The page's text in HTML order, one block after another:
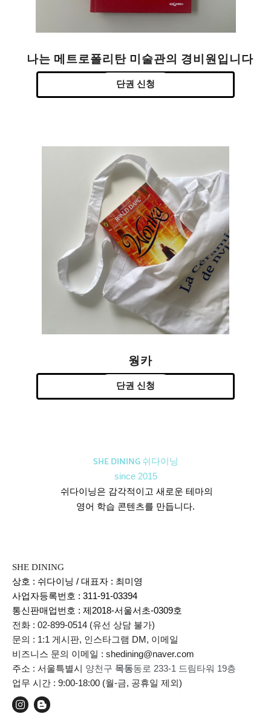
나는 메트로폴리탄 미술관의 경비원입니다
단권 신청
웡카
단권 신청
SHE DINING 쉬다이닝
since 2015
쉬다이닝은 감각적이고 새로운 테마의
영어 학습 콘텐츠를 만듭니다.
SHE DINING
상호 : 쉬다이닝 / 대표자 : 최미영
사업자등록번호 : 311-91-03394
통신판매업번호 : 제2018-서울서초-0309호
전화 : 02-899-0514 (유선 상담 불가)
문의 : 1:1 게시판, 인스타그램 DM, 이메일
비즈니스 문의 이메일 : shedining@naver.com
주소 : 서울특별시 양천구 목동동로 233-1 드림타워 19층
업무 시간 : 9:00-18:00 (월-금, 공휴일 제외)